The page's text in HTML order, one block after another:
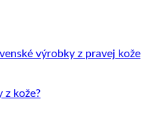
výrobky z pravej kože
z kože?Žiadne